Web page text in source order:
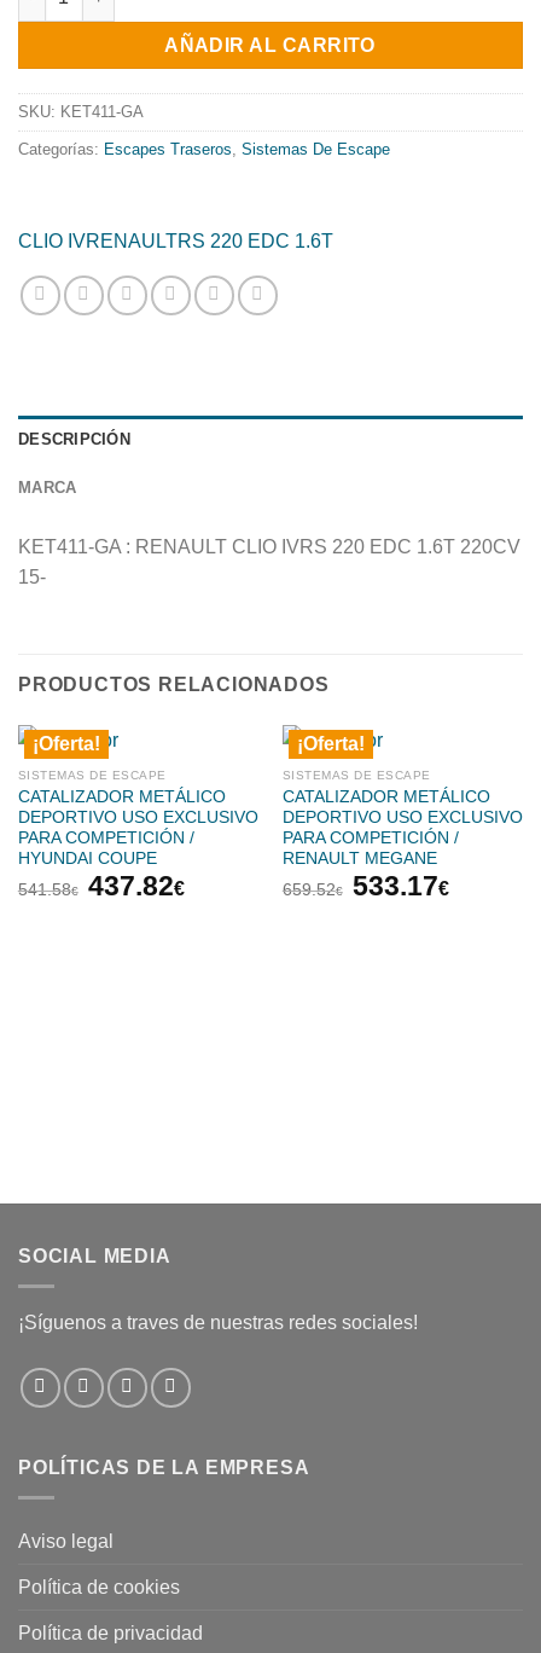
original
era:
484.19€.
actual
es:
391.43€.
AÑADIR AL CARRITO
SKU: KET411-GA
Categorías: Escapes Traseros, Sistemas De Escape
CLIO IVRENAULTRS 220 EDC 1.6T
DESCRIPCIÓN
MARCA
KET411-GA : RENAULT CLIO IVRS 220 EDC 1.6T 220CV
15-
PRODUCTOS RELACIONADOS
¡Oferta!
SISTEMAS DE ESCAPE
CATALIZADOR METÁLICO
DEPORTIVO USO EXCLUSIVO
PARA COMPETICIÓN /
HYUNDAI COUPE
541.58€
El
437.82€El
¡Oferta!
SISTEMAS DE ESCAPE
CATALIZADOR METÁLICO
DEPORTIVO USO EXCLUSIVO
PARA COMPETICIÓN /
RENAULT MEGANE
659.52€
El
533.17€El
SOCIAL MEDIA
¡Síguenos a traves de nuestras redes sociales!
POLÍTICAS DE LA EMPRESA
Aviso legal
Política de cookies
Política de privacidad